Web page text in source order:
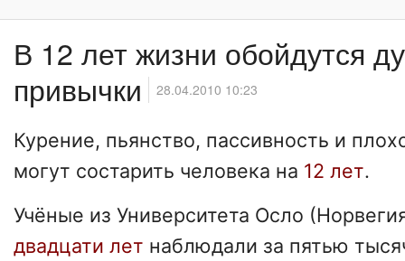
В 12 лет жизни обойдутся
привычки
28.04.2010 10:23
Курение, пьянство, пассивность и
могут состарить человека на 12 лет.
Учёные из Университета Осло
двадцати лет наблюдали за пятью